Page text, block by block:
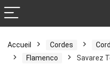
Accueil Cordes
Flamenco
Savarez